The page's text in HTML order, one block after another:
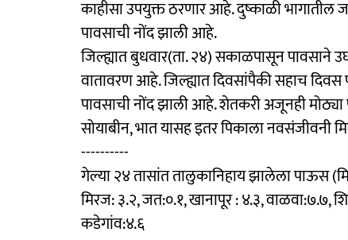
काहीसा उपयुक्त ठरणार आहे. दुष्काळी
पावसाची नोंद झाली आहे.
जिल्ह्यात बुधवार(ता. २४) सकाळपासून
वातावरण आहे. जिल्ह्यात दिवसांपैकी सहाच
पावसाची नोंद झाली आहे. शेतकरी अजूनही
सोयाबीन, भात यासह इतर पिकाला नवसंजीवनी
----------
गेल्या २४ तासांत तालुकानिहाय झालेला पाऊस
मिरज: ३.२, जत:०.१, खानापूर : ४.३, वाळवा:७.७,
कडेगांव:४.६